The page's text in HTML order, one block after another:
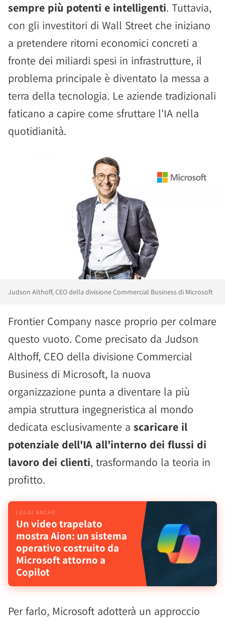
sempre più potenti e intelligenti. Tuttavia,
con gli investitori di Wall Street che iniziano
a pretendere ritorni economici concreti a
fronte dei miliardi spesi in infrastrutture, il
problema principale è diventato la messa a
terra della tecnologia. Le aziende tradizionali
faticano a capire come sfruttare l'IA nella
quotidianità.
Judson Althoff, CEO della divisione Commercial Business di Microsoft
Frontier Company nasce proprio per colmare
questo vuoto. Come precisato da Judson
Althoff, CEO della divisione Commercial
Business di Microsoft, la nuova
organizzazione punta a diventare la più
ampia struttura ingegneristica al mondo
dedicata esclusivamente a scaricare il
potenziale dell'IA all'interno dei flussi di
lavoro dei clienti, trasformando la teoria in
profitto.
Un video trapelato
mostra Aion: un sistema
operativo costruito da
Microsoft attorno a
Copilot
Per farlo, Microsoft adotterà un approccio